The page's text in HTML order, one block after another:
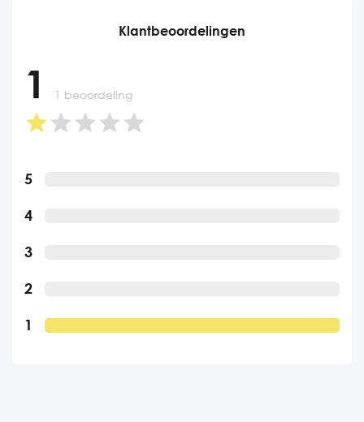
Klantbeoordelingen
5
4
3
2
1
1 1 beoordeling